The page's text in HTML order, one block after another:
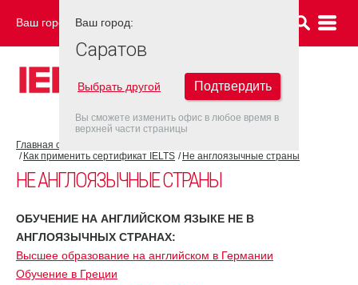
Ваш город: САРАТОВ
Главная страница
Как применить сертификат IELTS
Не англоязычные страны
НЕ АНГЛОЯЗЫЧНЫЕ СТРАНЫ
ОБУЧЕНИЕ НА АНГЛИЙСКОМ ЯЗЫКЕ НЕ В
АНГЛОЯЗЫЧНЫХ СТРАНАХ:
Высшее образование на английском в Германии
Обучение в Греции
Ваш город:
Саратов
Выбрать другой Подтвердить
Вы сможете изменить офис в любое время в
верхней части страницы